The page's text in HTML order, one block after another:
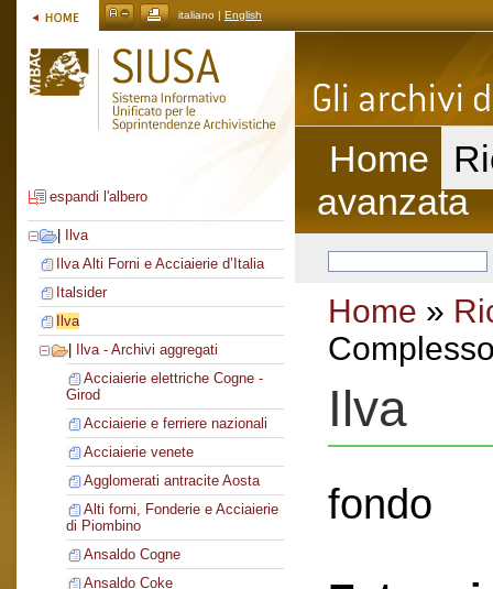
italiano | English
espandi l'albero
Ilva
Ilva Alti Forni e Acciaierie d’Italia
Italsider
Ilva
Ilva - Archivi aggregati
Acciaierie elettriche Cogne -
Girod
Acciaierie e ferriere nazionali
Acciaierie venete
Agglomerati antracite Aosta
Alti forni, Fonderie e Acciaierie
di Piombino
Ansaldo Cogne
Ansaldo Coke
Home
avanzata
Home »
Ilva
fondo